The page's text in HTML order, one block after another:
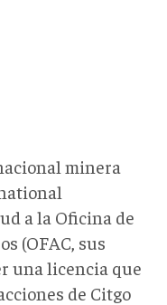
minera
a la Oficina de
(OFAC, sus
una licencia que
de Citgo